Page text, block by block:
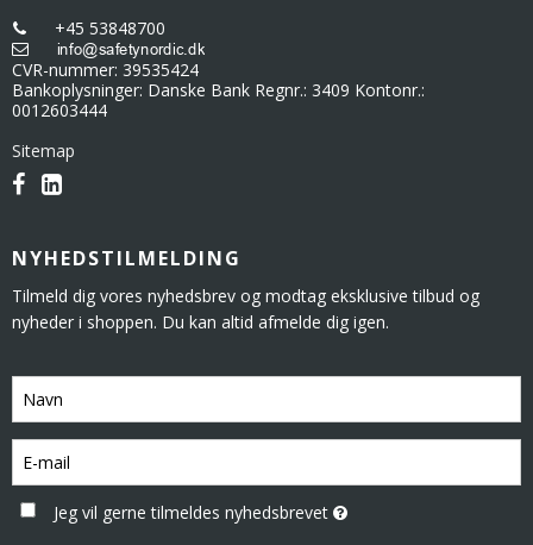
+45 53848700
CVR-nummer: 39535424
Bankoplysninger: Danske Bank Regnr.: 3409 Kontonr.:
0012603444
Sitemap
NYHEDSTILMELDING
Tilmeld dig vores nyhedsbrev og modtag eksklusive tilbud og
nyheder i shoppen. Du kan altid afmelde dig igen.
Jeg vil gerne tilmeldes nyhedsbrevet